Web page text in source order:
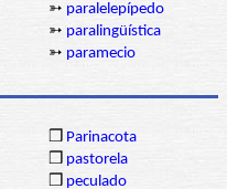
➳ paralelepípedo
➳ paralingüística
➳ paramecio
❒ Parinacota
❒ pastorela
❒ peculado